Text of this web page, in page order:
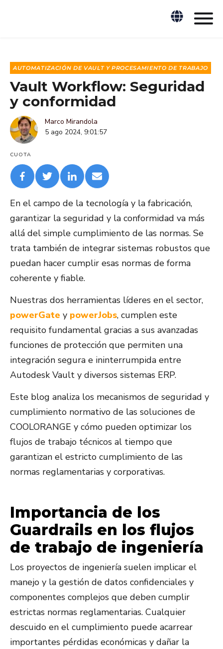
AUTOMATIZACIÓN DE VAULT Y PROCESAMIENTO DE TRABAJO
Vault Workflow: Seguridad
y conformidad
Marco Mirandola
5 ago 2024, 9:01:57
CUOTA
En el campo de la tecnología y la fabricación,
garantizar la seguridad y la conformidad va más
allá del simple cumplimiento de las normas. Se
trata también de integrar sistemas robustos que
puedan hacer cumplir esas normas de forma
coherente y fiable.
Nuestras dos herramientas líderes en el sector,
powerGate y powerJobs, cumplen este
requisito fundamental gracias a sus avanzadas
funciones de protección que permiten una
integración segura e ininterrumpida entre
Autodesk Vault y diversos sistemas ERP.
Este blog analiza los mecanismos de seguridad y
cumplimiento normativo de las soluciones de
COOLORANGE y cómo pueden optimizar los
flujos de trabajo técnicos al tiempo que
garantizan el estricto cumplimiento de las
normas reglamentarias y corporativas.
Importancia de los
Guardrails en los flujos
de trabajo de ingeniería
Los proyectos de ingeniería suelen implicar el
manejo y la gestión de datos confidenciales y
componentes complejos que deben cumplir
estrictas normas reglamentarias. Cualquier
descuido en el cumplimiento puede acarrear
importantes pérdidas económicas y dañar la